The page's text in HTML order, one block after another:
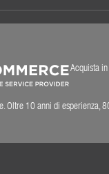
Acquista
Oltre 10 anni di esperienza,